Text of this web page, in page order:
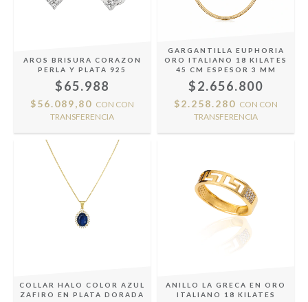
AROS BRISURA CORAZON
PERLA Y PLATA 925
$65.988
$56.089,80 CON CON
TRANSFERENCIA
GARGANTILLA EUPHORIA
ORO ITALIANO 18 KILATES
45 CM ESPESOR 3 MM
$2.656.800
$2.258.280 CON CON
TRANSFERENCIA
COLLAR HALO COLOR AZUL
ZAFIRO EN PLATA DORADA
ANILLO LA GRECA EN ORO
ITALIANO 18 KILATES